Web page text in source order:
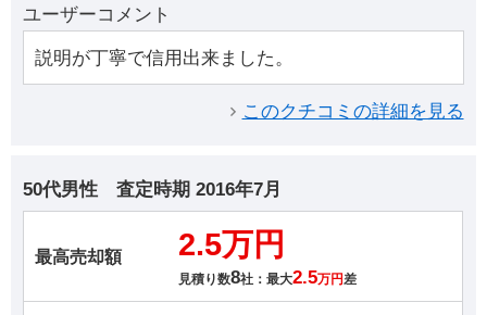
ユーザーコメント
説明が丁寧で信用出来ました。
このクチコミの詳細を見る
50代男性 査定時期 2016年7月
最高売却額 2.5万円
見積り数8社：最大2.5万円差